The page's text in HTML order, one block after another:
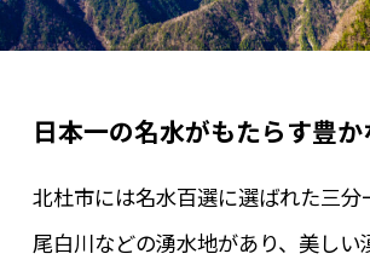
日本一の名水がもたらす豊
北杜市には名水百選に選ばれた三分
尾白川などの湧水地があり、美しい